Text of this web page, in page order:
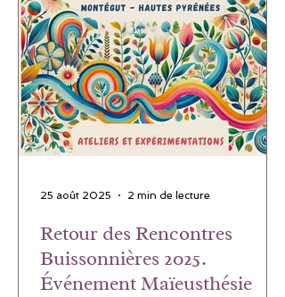
Retour des Rencontres
Buissonnières 2025.
Événement Maïeusthésie
25 août 2025 2 min de lecture